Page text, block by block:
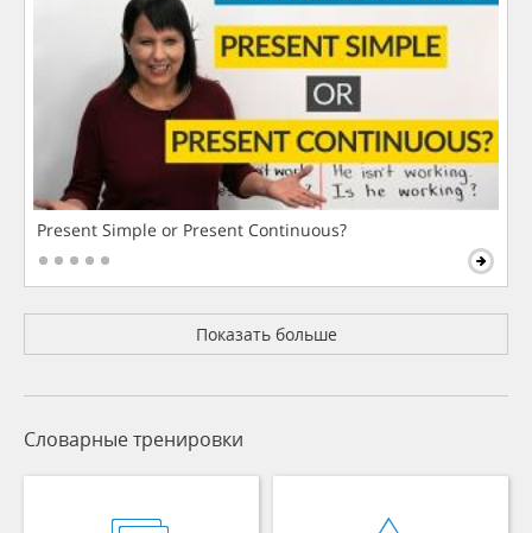
Present Simple or Present Continuous?
Показать больше
Словарные тренировки